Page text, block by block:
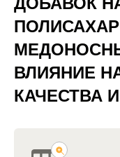
ВЛИЯНИЕ
КАЧЕСТВА